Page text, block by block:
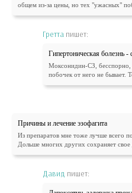
общем из-за цены, но тех "ужасных"
Гретта пишет:
Гипертоническая болезнь
Моксонидин-СЗ, бесспорно,
побочек от него не бывает.
Причины и лечение эзофагита
Из препаратов мне тоже лучше всего
Дольше многих других сохраняет свое
Давид пишет: